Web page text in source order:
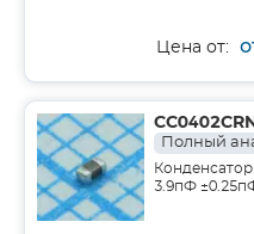
Цена от:
Полный
3.9пФ